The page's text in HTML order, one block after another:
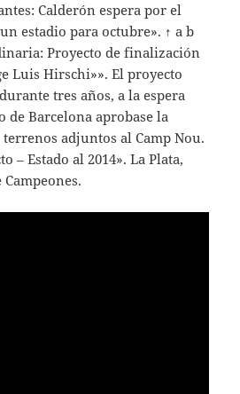
Calderón espera por el
estadio para octubre». ↑ a b
Proyecto de finalización
Luis Hirschi»». El proyecto
tres años, a la espera
de Barcelona aprobase la
adjuntos al Camp Nou.
– Estado al 2014». La Plata,